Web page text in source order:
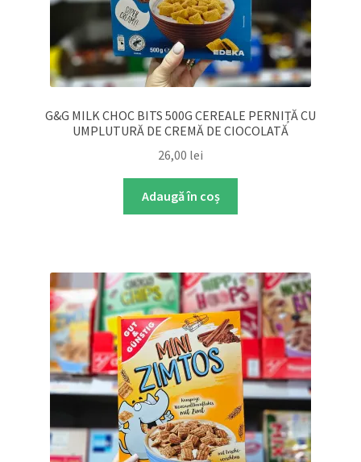
G&G MILK CHOC BITS 500G CEREALE PERNIȚĂ CU
UMPLUTURĂ DE CREMĂ DE CIOCOLATĂ
26,00 lei
Adaugă în coș